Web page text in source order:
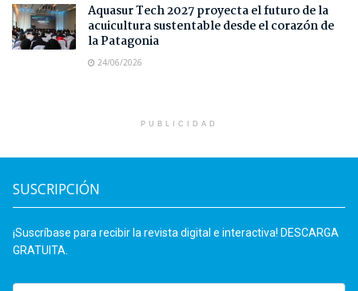
Aquasur Tech 2027 proyecta el futuro de la
acuicultura sustentable desde el corazón de
la Patagonia
24/06/2026
PUBLICIDAD
SUSCRIPCIÓN
¡Suscríbase para recibir la revista digital e interactiva! DESCARGA
GRATUITA.